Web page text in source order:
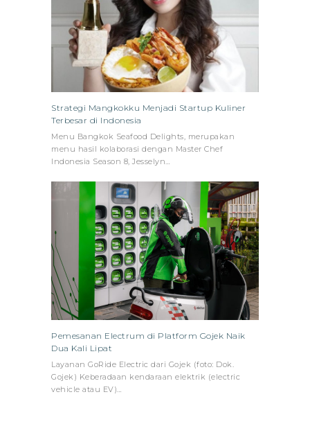
Strategi Mangkokku Menjadi Startup Kuliner
Terbesar di Indonesia
Menu Bangkok Seafood Delights, merupakan
menu hasil kolaborasi dengan Master Chef
Indonesia Season 8, Jesselyn…
Pemesanan Electrum di Platform Gojek Naik
Dua Kali Lipat
Layanan GoRide Electric dari Gojek (foto: Dok.
Gojek) Keberadaan kendaraan elektrik (electric
vehicle atau EV)…